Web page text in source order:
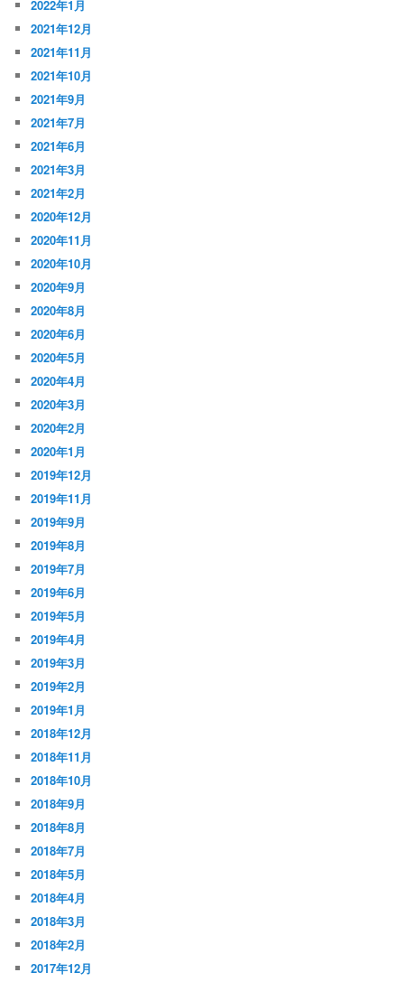
2022年1月
2021年12月
2021年11月
2021年10月
2021年9月
2021年7月
2021年6月
2021年3月
2021年2月
2020年12月
2020年11月
2020年10月
2020年9月
2020年8月
2020年6月
2020年5月
2020年4月
2020年3月
2020年2月
2020年1月
2019年12月
2019年11月
2019年9月
2019年8月
2019年7月
2019年6月
2019年5月
2019年4月
2019年3月
2019年2月
2019年1月
2018年12月
2018年11月
2018年10月
2018年9月
2018年8月
2018年7月
2018年5月
2018年4月
2018年3月
2018年2月
2017年12月